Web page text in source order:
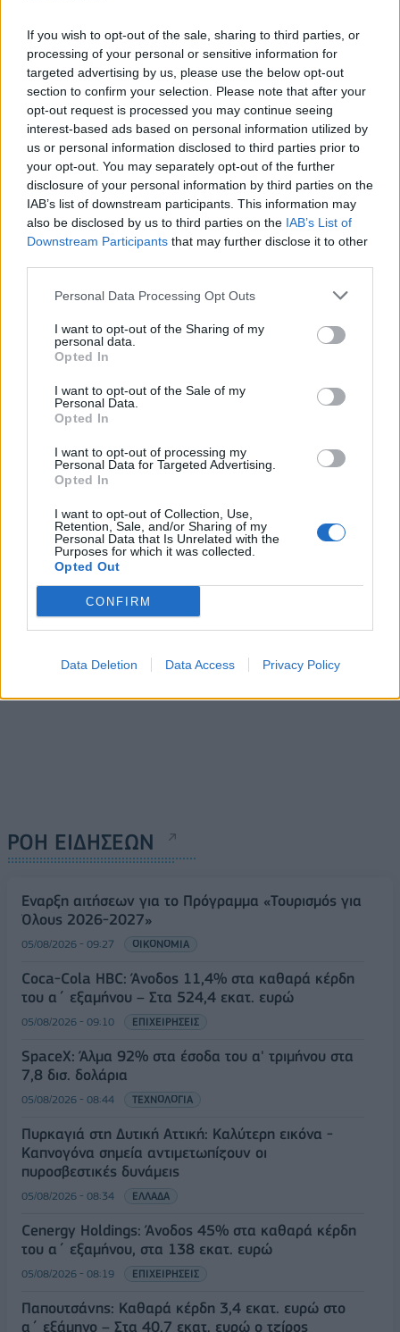
If you wish to opt-out of the sale, sharing to third parties, or
processing of your personal or sensitive information for
targeted advertising by us, please use the below opt-out
section to confirm your selection. Please note that after your
opt-out request is processed you may continue seeing
interest-based ads based on personal information utilized by
us or personal information disclosed to third parties prior to
your opt-out. You may separately opt-out of the further
disclosure of your personal information by third parties on the
IAB’s list of downstream participants. This information may
also be disclosed by us to third parties on the IAB’s List of
Downstream Participants that may further disclose it to other
Personal Data Processing Opt Outs
I want to opt-out of the Sharing of my
personal data.
Opted In
I want to opt-out of the Sale of my
Personal Data.
Opted In
I want to opt-out of processing my
Personal Data for Targeted Advertising.
Opted In
I want to opt-out of Collection, Use,
Retention, Sale, and/or Sharing of my
Personal Data that Is Unrelated with the
Purposes for which it was collected.
Opted Out
CONFIRM
Data Deletion Data Access Privacy Policy
αναδιάρθρωσης
Βασιλόπουλος μετατρέπει τη
βιωσιμότητα σε καθημερινή
πράξη
Stoiximan: «Πού ήσουν;» στις μεγάλες στιγμές του Ολυμπιακού
Η EY Ελλάδος διακρίθηκε με το Σήμα Διαφορετικότητας για τη
δέσμευσή της στη συμπερίληψη
ΠΕΡΙΣΣΌΤΕΡΑ ΣΕ ΑΥΤΉ ΤΗΝ ΚΑΤΗΓΟΡΊΑ
Οι τίτλοι των σημερινών
εφημερίδων (10/10)
10/10/2023 - 10:20
θανάτων κατά 10,9% τις
πρώτες 35 εβδομάδες του
2023
ΡΟΗ ΕΙΔΗΣΕΩΝ
Έναρξη αιτήσεων για το Πρόγραμμα «Τουρισμός για
Όλους 2026-2027»
05/08/2026 - 09:27 ΟΙΚΟΝΟΜΙΑ
Coca-Cola HBC: Άνοδος 11,4% στα καθαρά κέρδη
του α΄ εξαμήνου – Στα 524,4 εκατ. ευρώ
05/08/2026 - 09:10 ΕΠΙΧΕΙΡΗΣΕΙΣ
SpaceX: Άλμα 92% στα έσοδα του α' τριμήνου στα
7,8 δισ. δολάρια
05/08/2026 - 08:44 ΤΕΧΝΟΛΟΓΙΑ
Πυρκαγιά στη Δυτική Αττική: Καλύτερη εικόνα -
Καπνογόνα σημεία αντιμετωπίζουν οι
πυροσβεστικές δυνάμεις
05/08/2026 - 08:34 ΕΛΛΑΔΑ
Cenergy Holdings: Άνοδος 45% στα καθαρά κέρδη
του α΄ εξαμήνου, στα 138 εκατ. ευρώ
05/08/2026 - 08:19 ΕΠΙΧΕΙΡΗΣΕΙΣ
Παπουτσάνης: Καθαρά κέρδη 3,4 εκατ. ευρώ στο
α΄ εξάμηνο – Στα 40,7 εκατ. ευρώ ο τζίρος